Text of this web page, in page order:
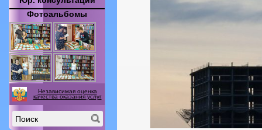
Фотоальбомы
Независимая оценка
качества оказания услуг